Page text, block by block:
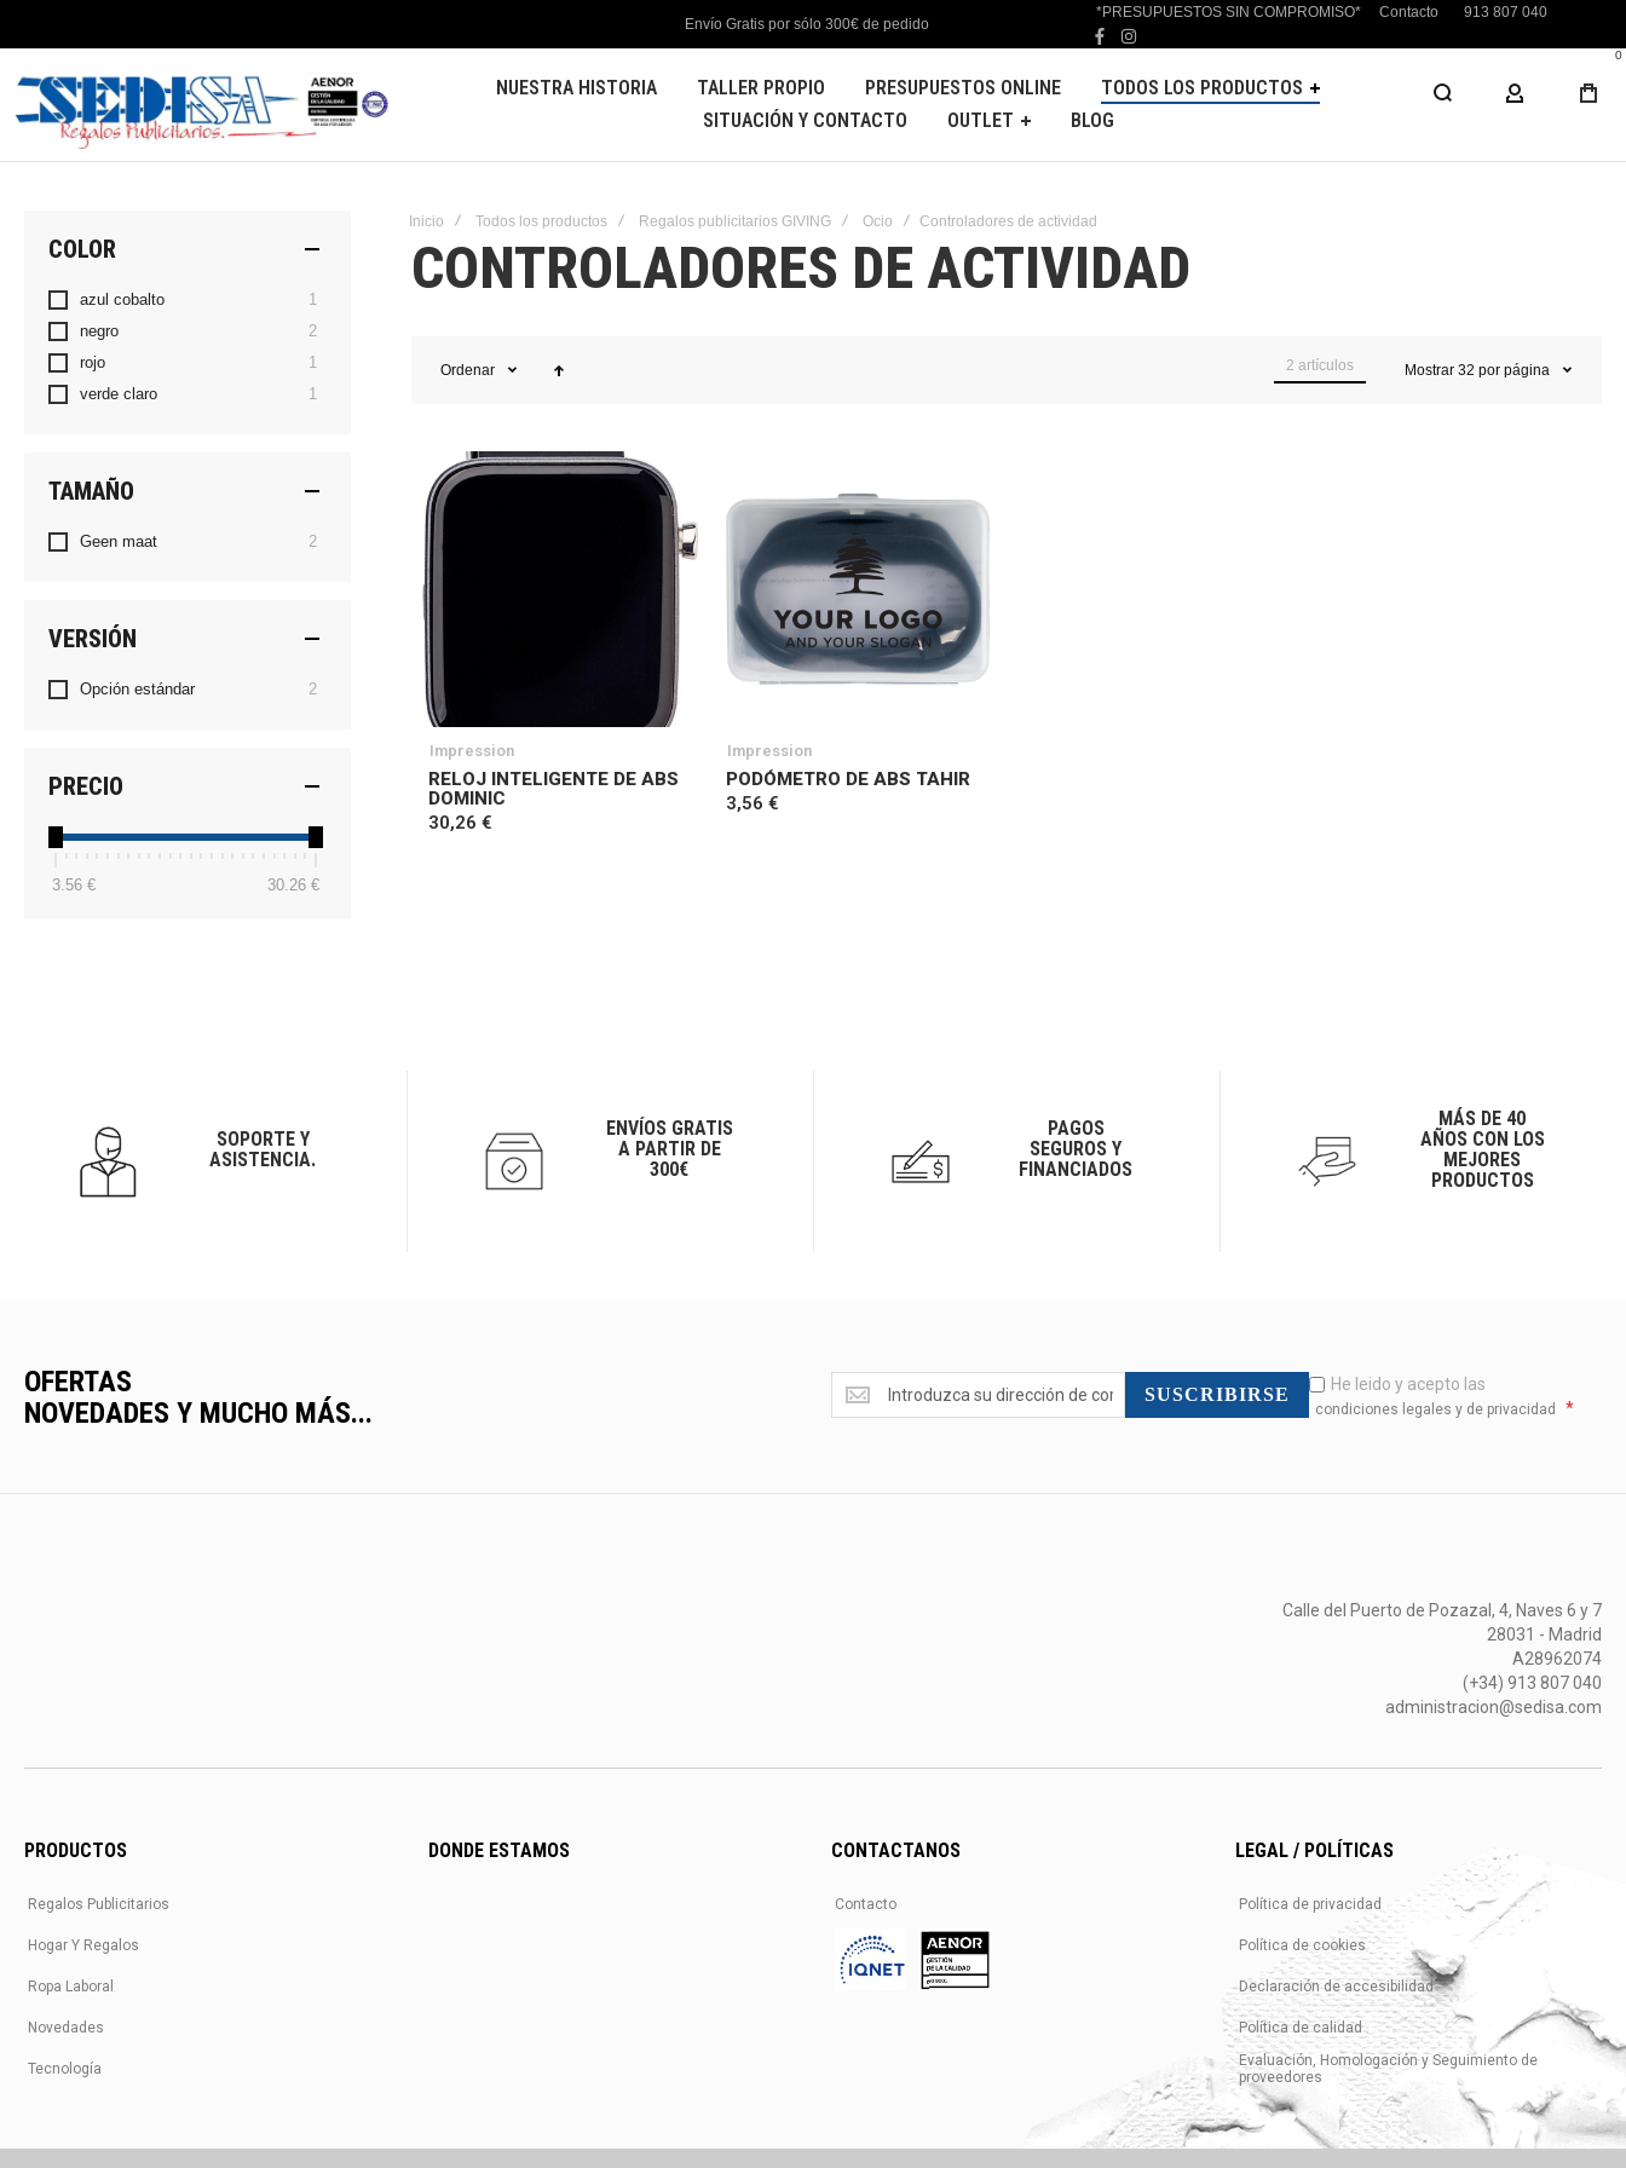
Envío Gratis por sólo 300€ de pedido
*PRESUPUESTOS SIN COMPROMISO* Contacto 913 807 040
facebook
instagram
NUESTRA HISTORIA TALLER PROPIO PRESUPUESTOS ONLINE
TODOS LOS PRODUCTOS
SITUACIÓN Y CONTACTO
OUTLET BLOG
MI CUENTA
0
Inicio Todos los productos Regalos publicitarios GIVING Ocio Controladores de actividad
CONTROLADORES DE ACTIVIDAD
Ordenar 2 artículos Mostrar 32 por página
Impression
RELOJ INTELIGENTE DE ABS
DOMINIC
30,26 €
Impression
PODÓMETRO DE ABS TAHIR
3,56 €
COLOR
azul cobalto 1
negro
2artículos
rojo
1
verde claro
1
TAMAÑO
Geen maat 2artículos
VERSIÓN
Opción estándar 2artículos
PRECIO
3.56 € 30.26 €
SOPORTE Y
ASISTENCIA.
ENVÍOS GRATIS
A PARTIR DE
300€
PAGOS
SEGUROS Y
FINANCIADOS
MÁS DE 40
AÑOS CON LOS
MEJORES
PRODUCTOS
OFERTAS
NOVEDADES Y MUCHO MÁS...
Ofertas
<br>Novedades
SUSCRIBIRSE He leido y acepto las
condiciones legales y de privacidad *
Calle del Puerto de Pozazal, 4, Naves 6 y 7
28031 - Madrid
A28962074
(+34) 913 807 040
administracion@sedisa.com
PRODUCTOS
Regalos Publicitarios
Hogar Y Regalos
Ropa Laboral
Novedades
Tecnología
DONDE ESTAMOS CONTACTANOS
Contacto
LEGAL / POLÍTICAS
Política de privacidad
Política de cookies
Declaración de accesibilidad
Política de calidad
Evaluación, Homologación y Seguimiento de
proveedores